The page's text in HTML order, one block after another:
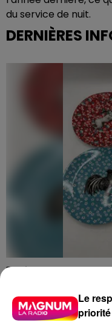
du service de nuit.
DERNIÈRES
5 août 2026
Des assiettes
excès de plomb
Du plomb a été
Le
priorité